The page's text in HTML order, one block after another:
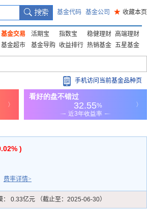
基金代码 基金公司 ★ 收藏本页
基金交易 活期宝 指数宝 稳健理财 高端理财
基金超市
基金导购 收益排行 热销基金 五星基金
手机访问当前基金品种页
)
费率详情>
0.33亿元 （截止至：2025-06-30）